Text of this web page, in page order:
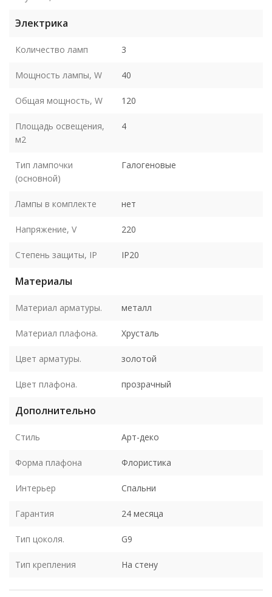
Электрика
Количество ламп 3
Мощность лампы, W 40
Общая мощность, W 120
Площадь освещения,
м2
4
Тип лампочки
(основной)
Галогеновые
Лампы в комплекте нет
Напряжение, V 220
Степень защиты, IP IP20
Материалы
Материал арматуры. металл
Материал плафона. Хрусталь
Цвет арматуры. золотой
Цвет плафона. прозрачный
Дополнительно
Стиль Арт-деко
Форма плафона Флористика
Интерьер Спальни
Гарантия 24 месяца
Тип цоколя. G9
Тип крепления На стену